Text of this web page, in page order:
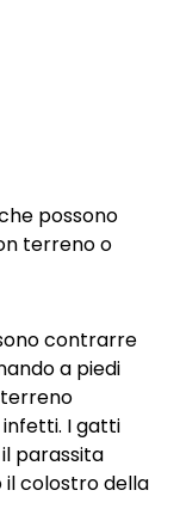
possono
terreno o
contrarre
a piedi
terreno
I gatti
parassita
colostro della